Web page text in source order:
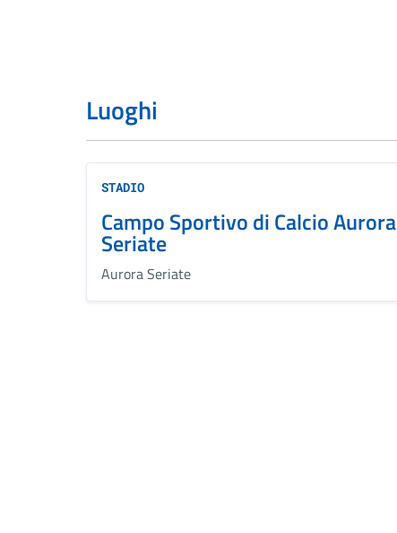
Luoghi
STADIO
Campo Sportivo di Calcio Aurora
Seriate
Aurora Seriate